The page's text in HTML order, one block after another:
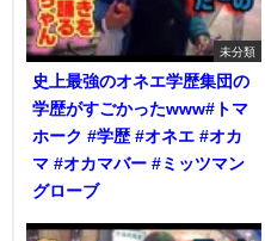
未分類
史上最強のオネエ学歴集団の
学歴がすごかったwww#トマ
ホーク #学歴 #オネエ #オカ
マ #オカマバー #ミッツマン
グローブ